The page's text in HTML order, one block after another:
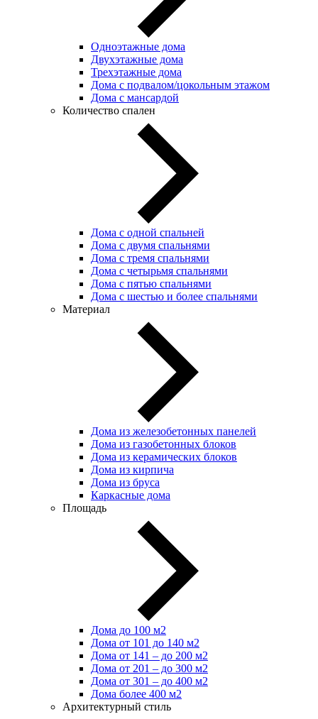
Одноэтажные дома
Двухэтажные дома
Трехэтажные дома
Дома с подвалом/цокольным этажом
Дома с мансардой
Количество спален
Дома с одной спальней
Дома с двумя спальнями
Дома с тремя спальнями
Дома с четырьмя спальнями
Дома с пятью спальнями
Дома с шестью и более спальнями
Материал
Дома из железобетонных панелей
Дома из газобетонных блоков
Дома из керамических блоков
Дома из кирпича
Дома из бруса
Каркасные дома
Площадь
Дома до 100 м2
Дома от 101 до 140 м2
Дома от 141 – до 200 м2
Дома от 201 – до 300 м2
Дома от 301 – до 400 м2
Дома более 400 м2
Архитектурный стиль